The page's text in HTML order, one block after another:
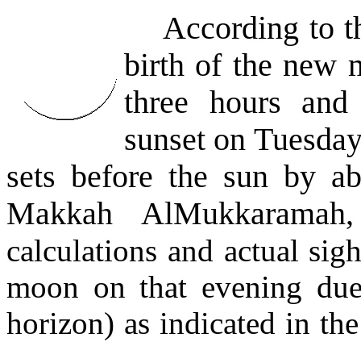
According to
birth of the new
three hours
sunset on
sets before the sun by
Makkah
calculations and actual
moon on that evening
horizon) as indicated in